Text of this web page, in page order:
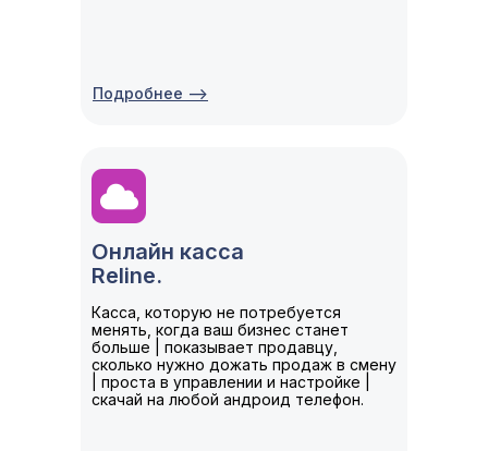
Онлайн касса
Reline.
Касса, которую не потребуется
менять, когда ваш бизнес станет
больше | показывает продавцу,
сколько нужно дожать продаж в смену
| проста в управлении и настройке |
скачай на любой андроид телефон.
Подробнее -->